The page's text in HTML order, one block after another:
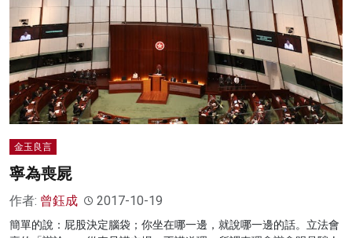
金玉良言
寧為喪屍
作者: 曾鈺成 2017-10-19
簡單的說：屁股決定腦袋；你坐在哪一邊，就說哪一邊的話。立法會